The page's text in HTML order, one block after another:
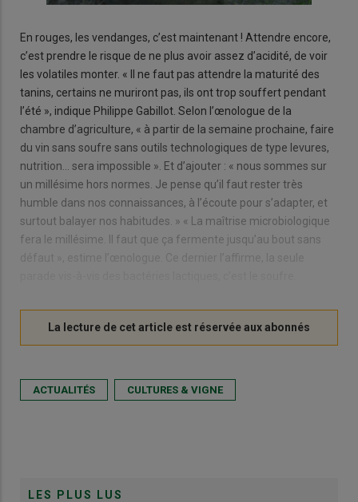
En rouges, les vendanges, c’est maintenant ! Attendre encore,
c’est prendre le risque de ne plus avoir assez d’acidité, de voir
les volatiles monter. « Il ne faut pas attendre la maturité des
tanins, certains ne muriront pas, ils ont trop souffert pendant
l’été », indique Philippe Gabillot. Selon l’œnologue de la
chambre d’agriculture, « à partir de la semaine prochaine, faire
du vin sans soufre sans outils technologiques de type levures,
nutrition… sera impossible ». Et d’ajouter : « nous sommes sur
un millésime hors normes. Je pense qu’il faut rester très
humble dans nos connaissances, à l’écoute pour s’adapter, et
surtout balayer nos habitudes. » « La maîtrise microbiologique
fera le millésime. Il faut que ça fermente jusqu’au bout sans
défaut », estime l’œnologue. Ce dernier l’affirme, la seule
ACTUALITÉS CULTURES & VIGNE
LES PLUS LUS